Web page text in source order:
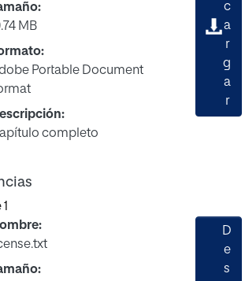
MB
Portable Document
completo
c
a
r
g
a
r
D
e
s